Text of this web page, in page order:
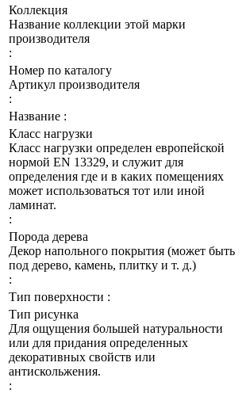
Коллекция
Название коллекции этой марки
производителя
:
Номер по каталогу
Артикул производителя
:
Название :
Класс нагрузки
Класс нагрузки определен европейской
нормой EN 13329, и служит для
определения где и в каких помещениях
может использоваться тот или иной
ламинат.
:
Порода дерева
Декор напольного покрытия (может быть
под дерево, камень, плитку и т. д.)
:
Тип поверхности :
Тип рисунка
Для ощущения большей натуральности
или для придания определенных
декоративных свойств или
антискольжения.
: